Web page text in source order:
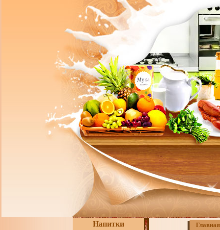
Напитки Главная